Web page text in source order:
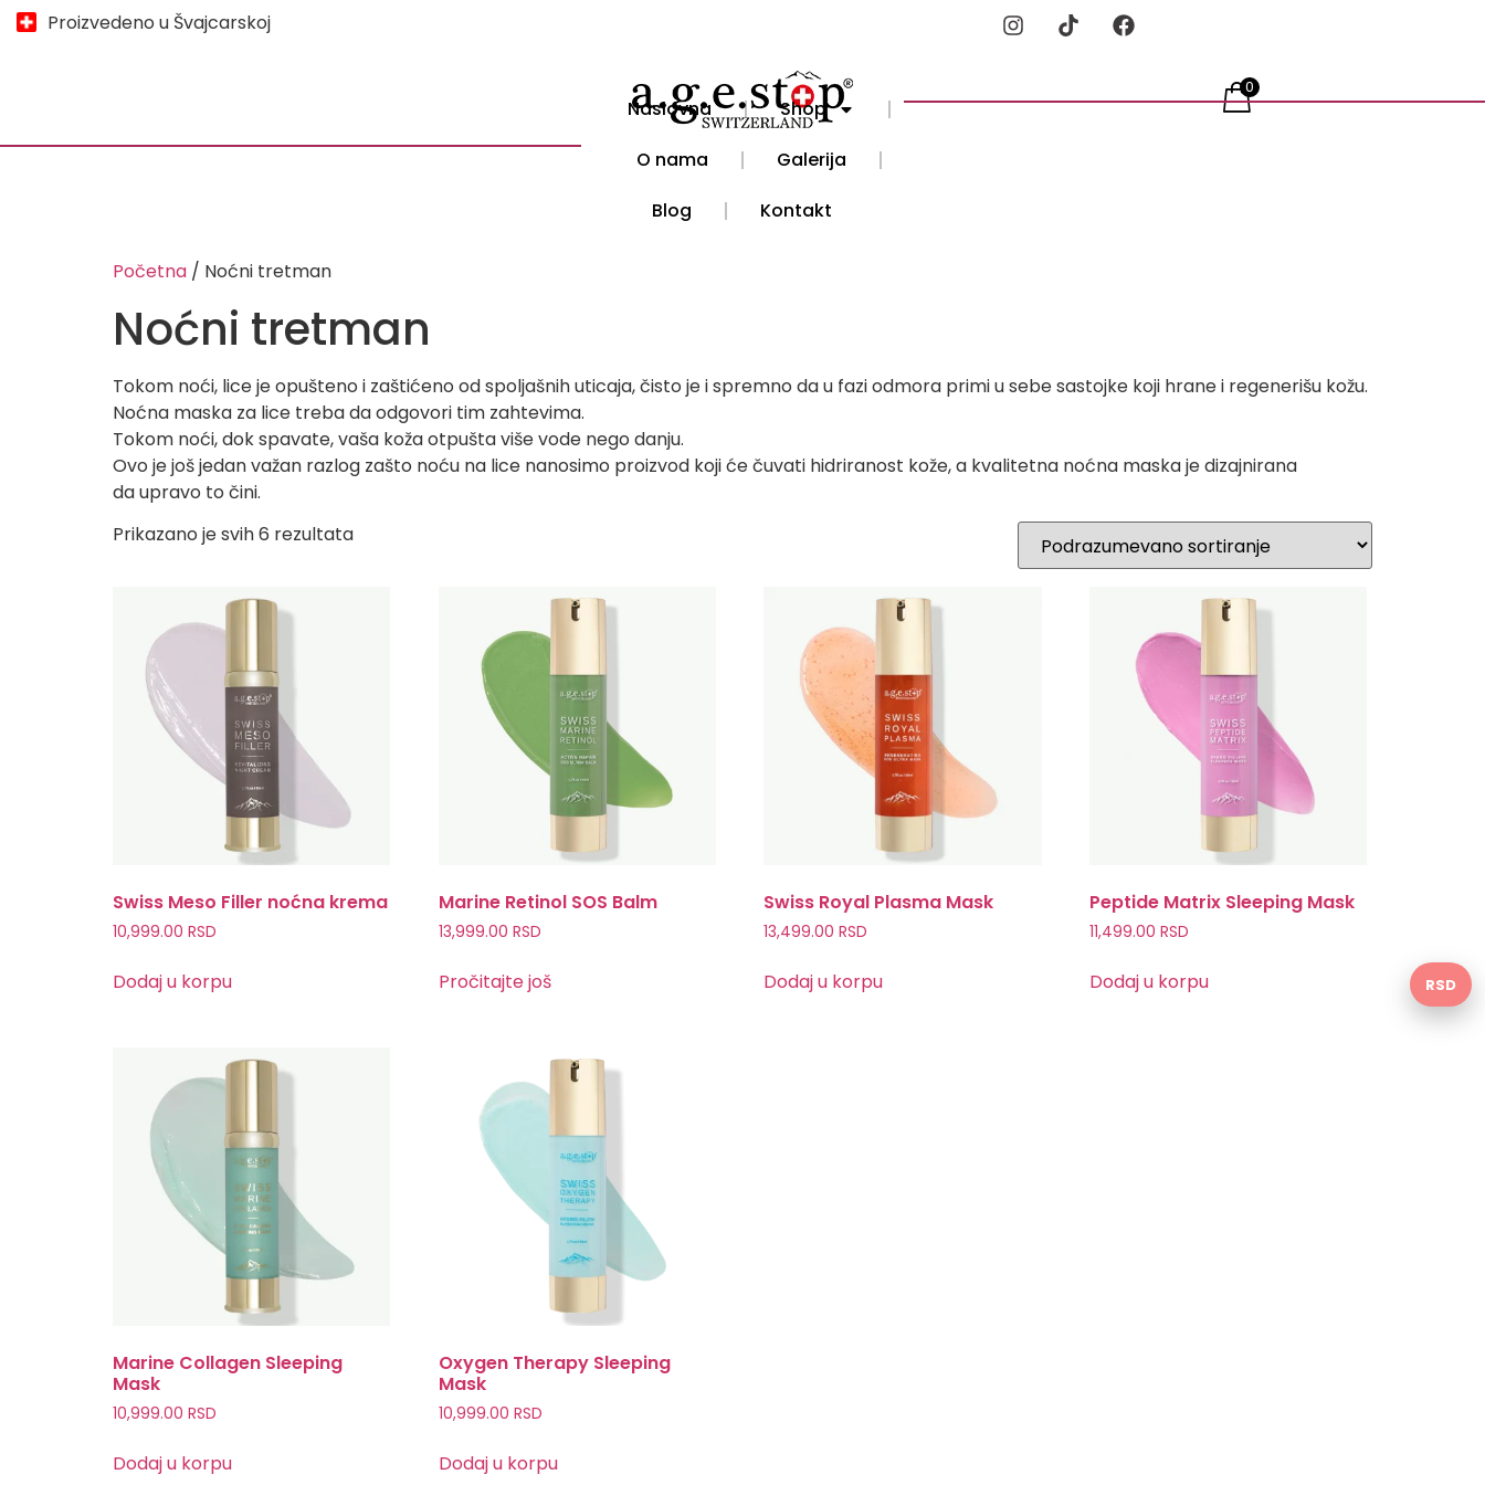
Proizvedeno u Švajcarskoj
0
Naslovna
Shop
O nama
Galerija
Blog
Kontakt
Početna / Noćni tretman
Noćni tretman
Tokom noći, lice je opušteno i zaštićeno od spoljašnih uticaja, čisto je i spremno da u fazi odmora primi u sebe sastojke koji hrane i regenerišu kožu.
Noćna maska za lice treba da odgovori tim zahtevima.
Tokom noći, dok spavate, vaša koža otpušta više vode nego danju.
Ovo je još jedan važan razlog zašto noću na lice nanosimo proizvod koji će čuvati hidriranost kože, a kvalitetna noćna maska je dizajnirana
da upravo to čini.
Prikazano je svih 6 rezultata
Swiss Meso Filler noćna krema
10,999.00 RSD
Dodaj u korpu
Marine Retinol SOS Balm
13,999.00 RSD
Pročitajte još
Swiss Royal Plasma Mask
13,499.00RSD
Dodaj u korpu
Peptide Matrix Sleeping Mask
11,499.00RSD
Dodaj u korpu
Marine Collagen Sleeping
Mask
10,999.00 RSD
Dodaj u korpu
Oxygen Therapy Sleeping
Mask
10,999.00 RSD
Dodaj u korpu
RSD